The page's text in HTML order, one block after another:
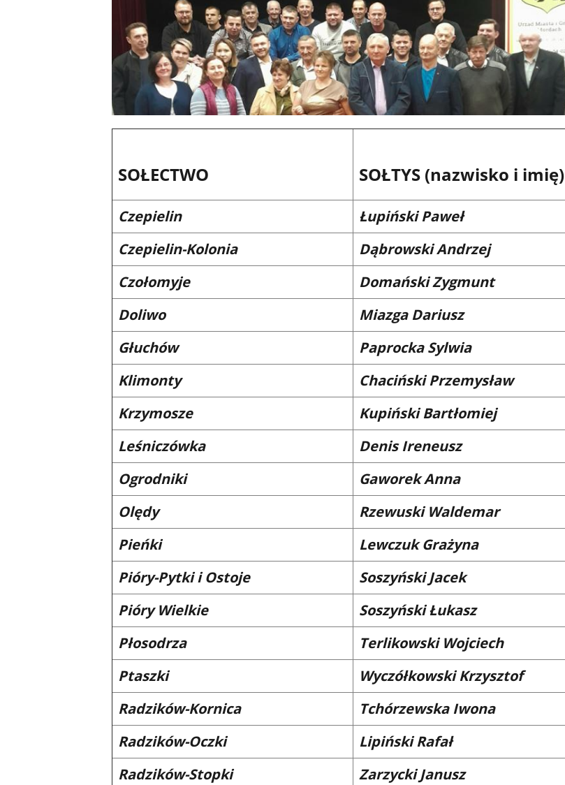
SOŁECTWO SOŁTYS (nazwisko i imię)
Czepielin
Łupiński Paweł
Czepielin-Kolonia
Dąbrowski Andrzej
Czołomyje
Domański Zygmunt
Doliwo
Miazga Dariusz
Głuchów
Paprocka Sylwia
Klimonty
Chaciński Przemysław
Krzymosze
Kupiński Bartłomiej
Leśniczówka
Denis Ireneusz
Ogrodniki
Gaworek Anna
Olędy
Rzewuski Waldemar
Pieńki
Lewczuk Grażyna
Pióry-Pytki i Ostoje
Soszyński Jacek
Pióry Wielkie
Soszyński Łukasz
Płosodrza
Terlikowski Wojciech
Ptaszki
Wyczółkowski Krzysztof
Radzików-Kornica
Tchórzewska Iwona
Radzików-Oczki
Lipiński Rafał
Radzików-Stopki
Zarzycki Janusz